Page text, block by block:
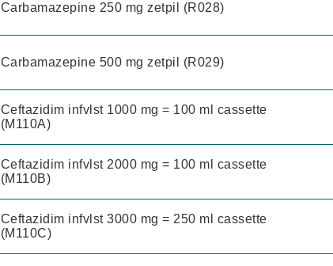
Carbamazepine 250 mg zetpil (R028)
Carbamazepine 500 mg zetpil (R029)
Ceftazidim infvlst 1000 mg = 100 ml cassette
(M110A)
Ceftazidim infvlst 2000 mg = 100 ml cassette
(M110B)
Ceftazidim infvlst 3000 mg = 250 ml cassette
(M110C)